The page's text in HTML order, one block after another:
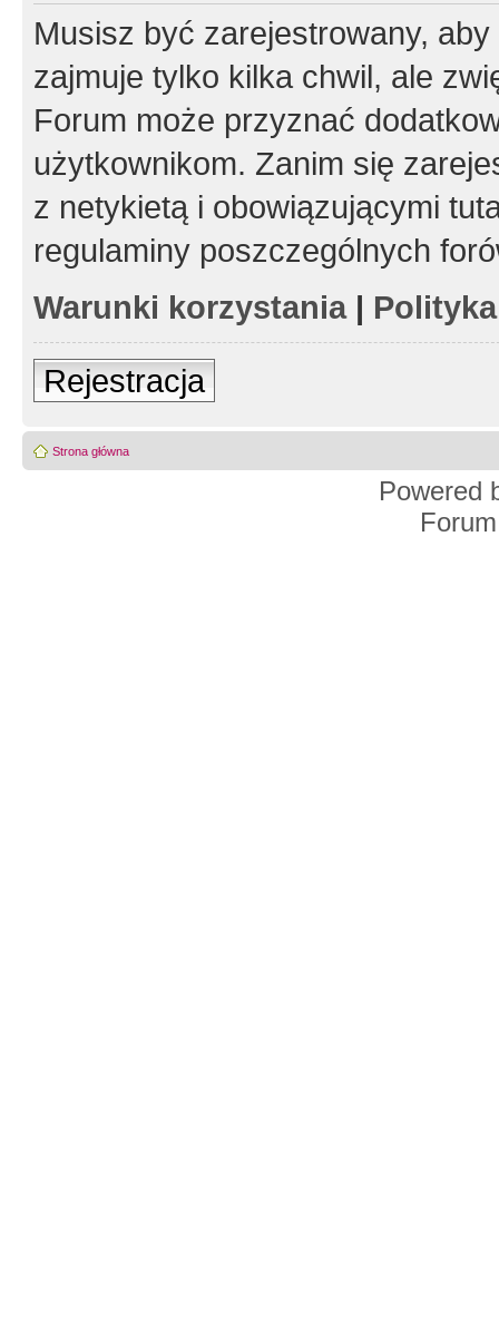
Musisz być zarejestrowany,
zajmuje tylko kilka chwil, ale
Forum może przyznać
użytkownikom. Zanim się
z netykietą i obowiązującymi
regulaminy poszczególnych
Warunki korzystania|
Rejestracja
Strona główna
Powered